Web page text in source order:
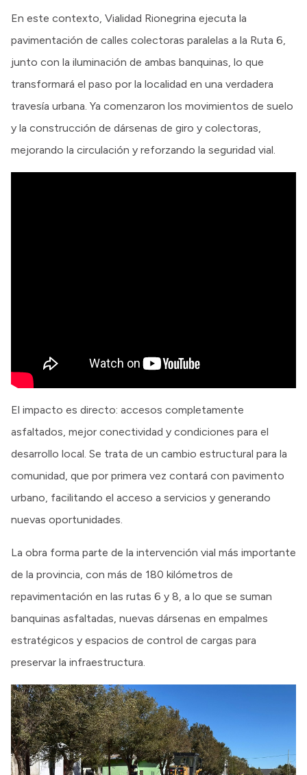
En este contexto, Vialidad Rionegrina ejecuta la
pavimentación de calles colectoras paralelas a la Ruta 6,
junto con la iluminación de ambas banquinas, lo que
transformará el paso por la localidad en una verdadera
travesía urbana. Ya comenzaron los movimientos de suelo
y la construcción de dársenas de giro y colectoras,
mejorando la circulación y reforzando la seguridad vial.
El impacto es directo: accesos completamente
asfaltados, mejor conectividad y condiciones para el
desarrollo local. Se trata de un cambio estructural para la
comunidad, que por primera vez contará con pavimento
urbano, facilitando el acceso a servicios y generando
nuevas oportunidades.
La obra forma parte de la intervención vial más importante
de la provincia, con más de 180 kilómetros de
repavimentación en las rutas 6 y 8, a lo que se suman
banquinas asfaltadas, nuevas dársenas en empalmes
estratégicos y espacios de control de cargas para
preservar la infraestructura.